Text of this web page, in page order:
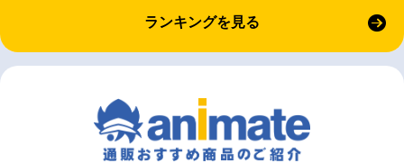
ランキングを見る